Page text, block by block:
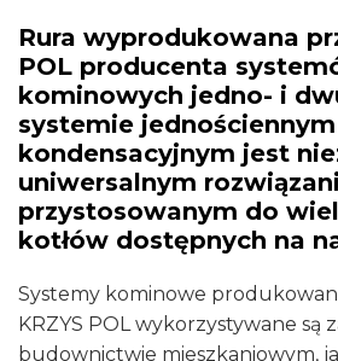
Rura wyprodukowana
POL producenta
kominowych jedno- i
systemie jednościennym
kondensacyjnym jest
uniwersalnym
przystosowanym do
kotłów dostępnych na
Systemy kominowe
KRZYS POL wykorzystywane są
budownictwie mieszkaniowym,